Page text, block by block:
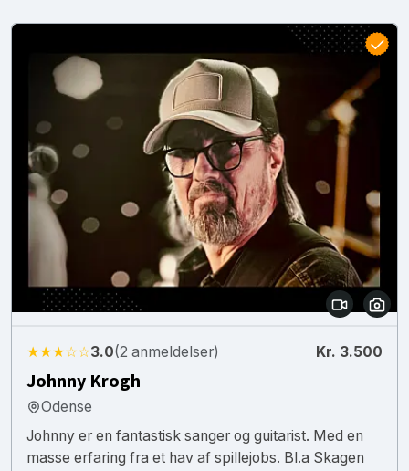
★★★☆☆3.0(2 anmeldelser) Kr. 3.500
Johnny Krogh
Odense
Johnny er en fantastisk sanger og guitarist. Med en
masse erfaring fra et hav af spillejobs. Bl.a Skagen